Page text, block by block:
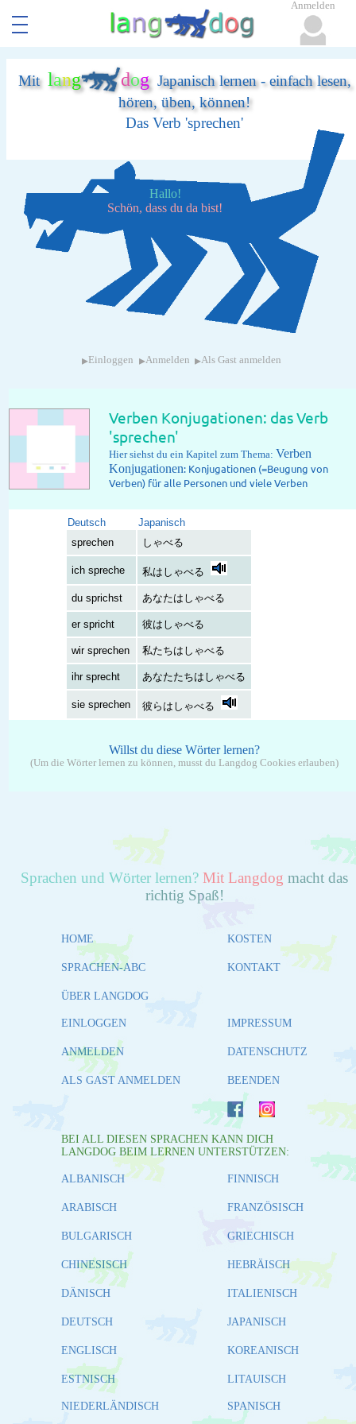
Mit lang dogJapanisch lernen - einfach lesen,
hören, üben, können!
Das Verb 'sprechen'
Hallo!
Schön, dass du da bist!
▸ Einloggen ▸Anmelden ▸Als Gast anmelden
Verben Konjugationen: das Verb
'sprechen'
Hier siehst du ein Kapitel zum Thema: Verben
Konjugationen: Konjugationen (=Beugung von
Verben) für alle Personen und viele Verben
Deutsch
Japanisch
sprechen
しゃべる
ich spreche 私はしゃべる
du sprichst あなたはしゃべる
er spricht 彼はしゃべる
wir sprechen 私たちはしゃべる
ihr sprecht あなたたちはしゃべる
sie sprechen 彼らはしゃべる
Willst du diese Wörter lernen?
(Um die Wörter lernen zu können, musst du Langdog Cookies erlauben)
Sprachen und Wörter lernen? Mit Langdog macht das
richtig Spaß!
HOME
SPRACHEN-ABC
ÜBER LANGDOG
KOSTEN
KONTAKT
EINLOGGEN
ANMELDEN
ALS GAST ANMELDEN
IMPRESSUM
DATENSCHUTZ
BEENDEN
BEI ALL DIESEN SPRACHEN KANN DICH
LANGDOG BEIM LERNEN UNTERSTÜTZEN:
ALBANISCH
ARABISCH
BULGARISCH
CHINESISCH
DÄNISCH
DEUTSCH
ENGLISCH
ESTNISCH
FINNISCH
FRANZÖSISCH
GRIECHISCH
HEBRÄISCH
ITALIENISCH
JAPANISCH
KOREANISCH
LITAUISCH
NIEDERLÄNDISCH SPANISCH
Anmelden